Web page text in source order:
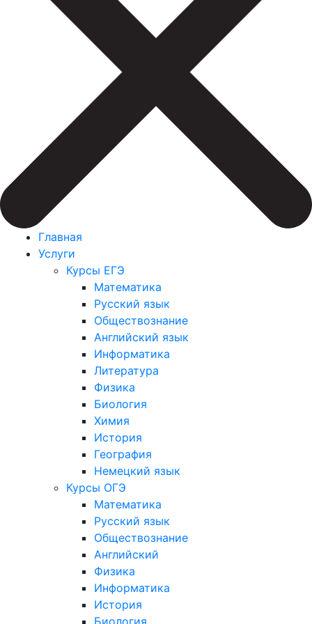
Главная
Услуги
Курсы ЕГЭ
Математика
Русский язык
Обществознание
Английский язык
Информатика
Литература
Физика
Биология
Химия
История
География
Немецкий язык
Курсы ОГЭ
Математика
Русский язык
Обществознание
Английский
Физика
Информатика
История
Биология